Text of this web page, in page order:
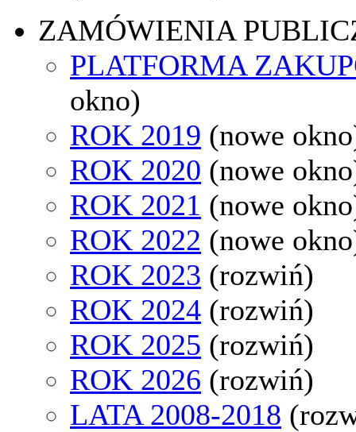
ZAMÓWIENIA
PLATFORMA
okno)
ROK 2019 (nowe
ROK 2020 (nowe
ROK 2021 (nowe
ROK 2022 (nowe
ROK 2023 (rozwiń)
ROK 2024 (rozwiń)
ROK 2025 (rozwiń)
ROK 2026 (rozwiń)
LATA 2008-2018